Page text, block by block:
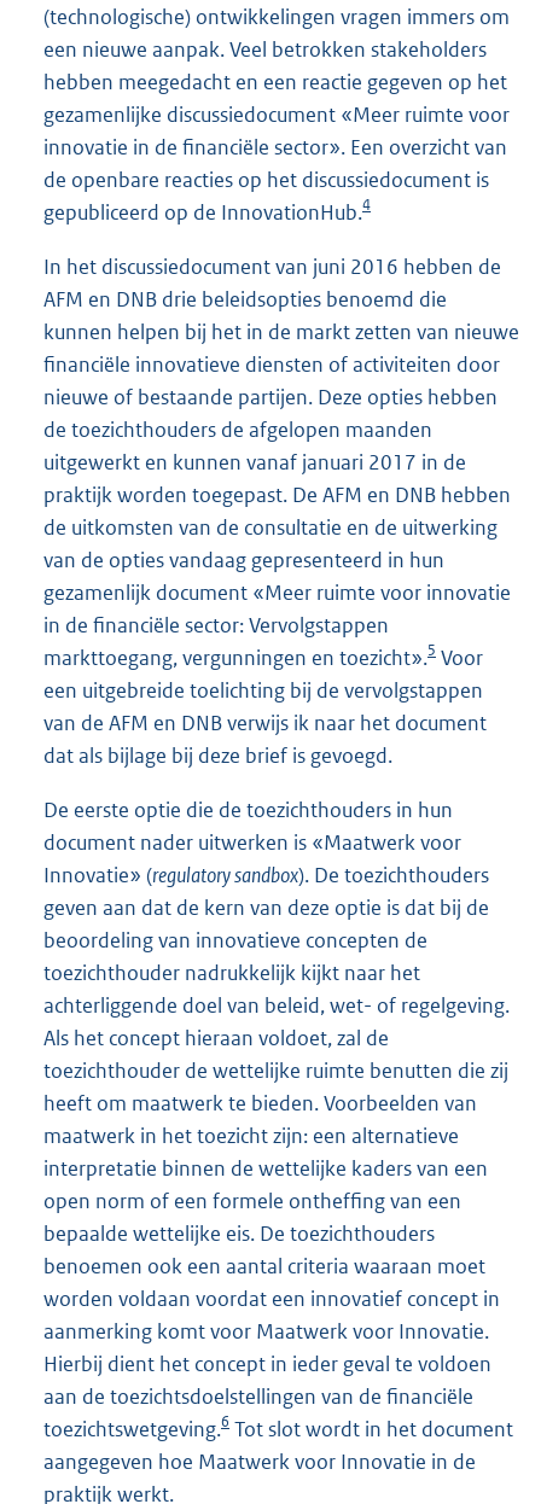
(technologische) ontwikkelingen vragen immers om
een nieuwe aanpak. Veel betrokken stakeholders
hebben meegedacht en een reactie gegeven op het
gezamenlijke discussiedocument «Meer ruimte voor
innovatie in de financiële sector». Een overzicht van
de openbare reacties op het discussiedocument is
gepubliceerd op de InnovationHub.4
In het discussiedocument van juni 2016 hebben de
AFM en DNB drie beleidsopties benoemd die
kunnen helpen bij het in de markt zetten van nieuwe
financiële innovatieve diensten of activiteiten door
nieuwe of bestaande partijen. Deze opties hebben
de toezichthouders de afgelopen maanden
uitgewerkt en kunnen vanaf januari 2017 in de
praktijk worden toegepast. De AFM en DNB hebben
de uitkomsten van de consultatie en de uitwerking
van de opties vandaag gepresenteerd in hun
gezamenlijk document «Meer ruimte voor innovatie
in de financiële sector: Vervolgstappen
markttoegang, vergunningen en toezicht».5 Voor
een uitgebreide toelichting bij de vervolgstappen
van de AFM en DNB verwijs ik naar het document
dat als bijlage bij deze brief is gevoegd.
De eerste optie die de toezichthouders in hun
document nader uitwerken is «Maatwerk voor
Innovatie» (regulatory sandbox). De toezichthouders
geven aan dat de kern van deze optie is dat bij de
beoordeling van innovatieve concepten de
toezichthouder nadrukkelijk kijkt naar het
achterliggende doel van beleid, wet- of regelgeving.
Als het concept hieraan voldoet, zal de
toezichthouder de wettelijke ruimte benutten die zij
heeft om maatwerk te bieden. Voorbeelden van
maatwerk in het toezicht zijn: een alternatieve
interpretatie binnen de wettelijke kaders van een
open norm of een formele ontheffing van een
bepaalde wettelijke eis. De toezichthouders
benoemen ook een aantal criteria waaraan moet
worden voldaan voordat een innovatief concept in
aanmerking komt voor Maatwerk voor Innovatie.
Hierbij dient het concept in ieder geval te voldoen
aan de toezichtsdoelstellingen van de financiële
toezichtswetgeving.6 Tot slot wordt in het document
aangegeven hoe Maatwerk voor Innovatie in de
praktijk werkt.